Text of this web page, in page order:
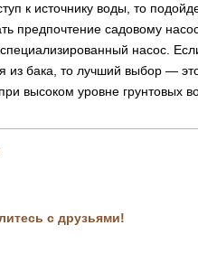
к источнику воды, то
предпочтение садовому
насос.
из бака, то лучший выбор —
высоком уровне грунтовых
с друзьями!